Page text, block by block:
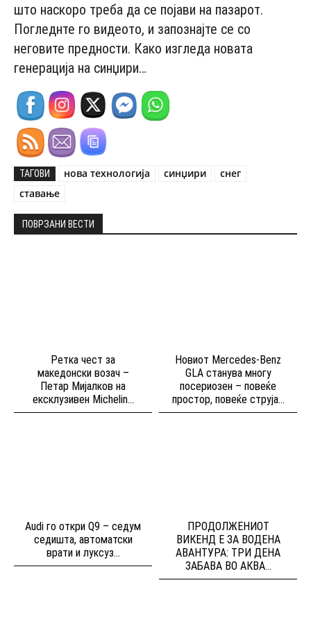
што наскоро треба да се појави на пазарот.
Погледнте го видеото, и запознајте се со
неговите предности. Како изгледа новата
генерација на синџири…
ТАГОВИ нова технологија синџири
снег
ставање
ПОВРЗАНИ ВЕСТИ
Ретка чест за
македонски возач –
Петар Мијалков на
ексклузивен Michelin...
Новиот Mercedes-Benz
GLA станува многу
посериозен – повеќе
простор, повеќе струја...
Audi го откри Q9 – седум
седишта, автоматски
врати и луксуз...
ПРОДОЛЖЕНИОТ
ВИКЕНД Е ЗА ВОДЕНА
АВАНТУРА: ТРИ ДЕНА
ЗАБАВА ВО АКВА...